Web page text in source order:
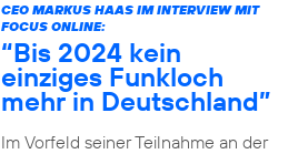
CEO MARKUS HAAS IM INTERVIEW MIT
FOCUS ONLINE:
“Bis 2024 kein
einziges Funkloch
mehr in Deutschland”
Im Vorfeld seiner Teilnahme an der